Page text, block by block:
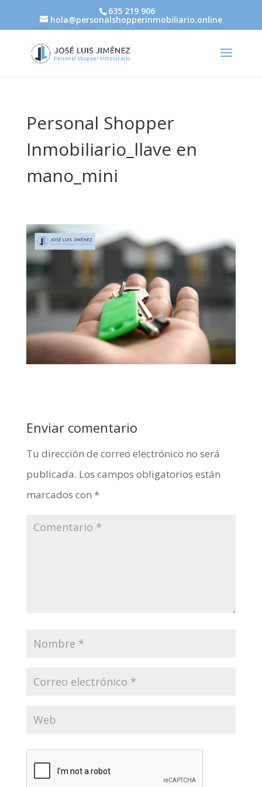
635 219 906
hola@personalshopperinmobiliario.online
Personal Shopper
Inmobiliario_llave en
mano_mini
Enviar comentario
Tu dirección de correo electrónico no será
publicada. Los campos obligatorios están
marcados con *